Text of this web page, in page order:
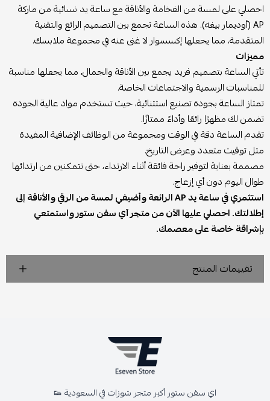
احصلي على لمسة من الفخامة والأناقة مع ساعة يد نسائية من ماركة
AP (أوديمار بيغه). هذه الساعة تجمع بين التصميم الرائع والتقنية
المتقدمة، مما يجعلها إكسسوار لا غنى عنه في مجموعة ملابسك.
مميزات
تأتي الساعة بتصميم فريد يجمع بين الأناقة والجمال، مما يجعلها مناسبة
للمناسبات الرسمية والاجتماعات الخاصة.
تمتاز الساعة بجودة تصنيع استثنائية، حيث تستخدم مواد عالية الجودة
تضمن لك مظهرًا رائعًا وأداءً ممتازًا.
تقدم الساعة دقة في الوقت ومجموعة من الوظائف الإضافية المفيدة
مثل توقيت متعدد وعرض التاريخ.
مصممة بعناية لتوفير راحة فائقة أثناء الارتداء، حتى تتمكنين من ارتدائها
طوال اليوم دون أي إزعاج.
استثمري في ساعة يد AP الرائعة وأضيفي لمسة من الرقي والأناقة إلى
إطلالتك. احصلي عليها الآن من متجر آي سفن ستور واستمتعي
بإشراقة خاصة على معصمك.
تقييمات المنتج
اي سفن ستور أكبر متجر شوزات في السعودية 👟